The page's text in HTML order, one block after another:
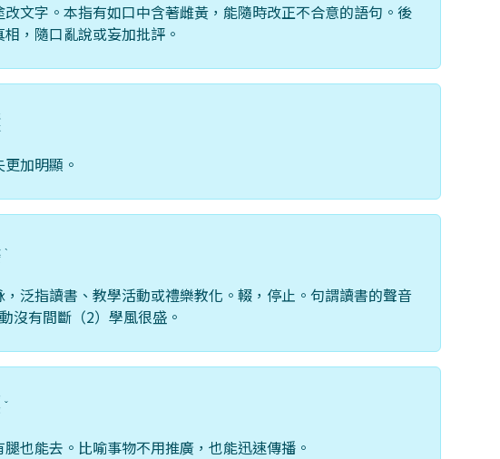
文字。本指有如口中含著雌黃，能隨時改正不合意的語句。後
，隨口亂說或妄加批評。
加明顯。
ˋ
泛指讀書、教學活動或禮樂教化。輟，停止。句謂讀書的聲音
沒有間斷（2）學風很盛。
ˇ
也能去。比喻事物不用推廣，也能迅速傳播。